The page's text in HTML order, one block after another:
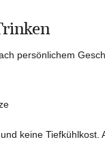
persönlichem
keine